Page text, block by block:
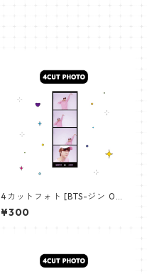
4カットフォト [BTS-ジン 02]
4CUT PHOTO BTS-JIN 02
¥300